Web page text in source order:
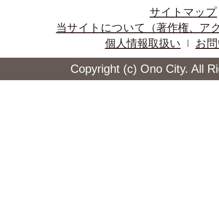
サイトマップ
当サイトについて（著作権、ア
個人情報取扱い
お
Copyright (c) Ono City. All